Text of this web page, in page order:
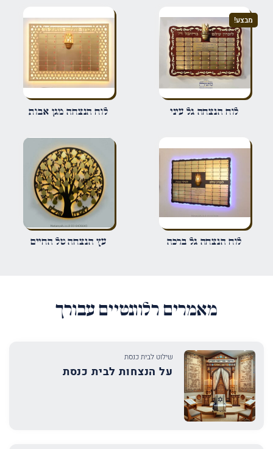
הביקורת שלך*
שם*
אימייל*
שמור בדפדפן זה את השם, האימייל והאתר שלי לפעם הבאה שאגיב.
מבצע!
לוח הנצחה גל עיני לוח הנצחה מגן אבות
לוח הנצחה גל ברכה עץ הנצחה טל החיים
מאמרים רלוונטיים עבורך
שילוט לבית כנסת
על הנצחות לבית כנסת